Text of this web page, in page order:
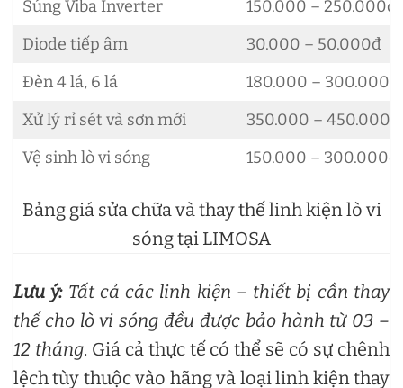
Súng Viba Inverter
150.000 – 250.000đ
Diode tiếp âm
30.000 – 50.000đ
Đèn 4 lá, 6 lá
180.000 – 300.000đ
Xử lý rỉ sét và sơn mới
350.000 – 450.000đ
Vệ sinh lò vi sóng
150.000 – 300.000đ
Bảng giá sửa chữa và thay thế linh kiện lò vi
sóng tại LIMOSA
Lưu ý:Tất cả các linh kiện – thiết bị cần thay
thế cho lò vi sóng đều được bảo hành từ 03 –
12 tháng. Giá cả thực tế có thể sẽ có sự chênh
lệch tùy thuộc vào hãng và loại linh kiện thay